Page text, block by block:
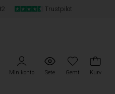
Trustpilot
Min konto Sete Gemt Kurv